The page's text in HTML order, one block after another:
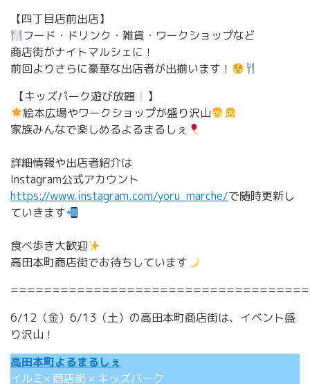
⁡【四丁目店前出店】
フード・ドリンク・雑貨・ワークショップなど
商店街がナイトマルシェに！
前回よりさらに豪華な出店者が出揃います！
⁡ 【キッズパーク遊び放題
】
絵本広場やワークショップが盛り沢山
家族みんなで楽しめるよるまるしぇ
詳細情報や出店者紹介は
Instagram公式アカウント
https://www.instagram.com/yoru_marche/で随時更新し
ていきます
食べ歩き大歓迎
高田本町商店街でお待ちしています
6/12（金）6/13（土）の高田本町商店街は、イベント盛
り沢山！
高田本町よるまるしぇ
イルミ× 商店街 × キッズパーク